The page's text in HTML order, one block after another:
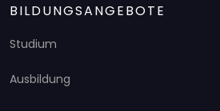
BILDUNGSANGEBOTE
Studium
Ausbildung